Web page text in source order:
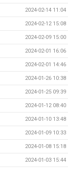
2024-02-14 11:04
2024-02-12 15:08
2024-02-09 15:00
2024-02-01 16:06
2024-02-01 14:46
2024-01-26 10:38
2024-01-25 09:39
2024-01-12 08:40
2024-01-10 13:48
2024-01-09 10:33
2024-01-08 15:18
2024-01-03 15:44